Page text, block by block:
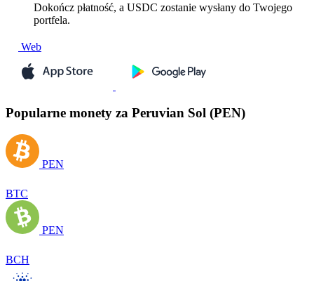
Dokończ płatność, a USDC zostanie wysłany do Twojego
portfela.
Web
Popularne monety za Peruvian Sol (PEN)
PEN
BTC
PEN
BCH